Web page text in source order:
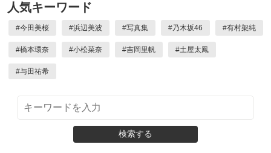
人気キーワード
#今田美桜 #浜辺美波 #写真集 #乃木坂46 #有村架純
#橋本環奈 #小松菜奈 #吉岡里帆 #土屋太鳳
#与田祐希
検索する